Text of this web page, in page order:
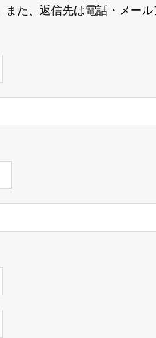
た、返信先は電話・メール